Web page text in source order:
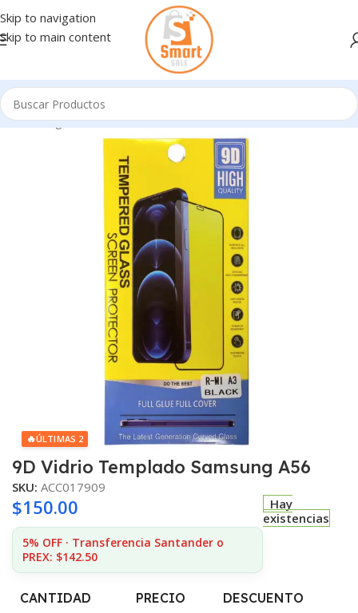
Skip to navigation
Skip to main content
Inicio/Ingresando
🔥ÚLTIMAS 2
9D Vidrio Templado Samsung A56
SKU: ACC017909
$150.00
5% OFF · Transferencia Santander o
PREX: $142.50
Hay
existencias
CANTIDAD PRECIO DESCUENTO